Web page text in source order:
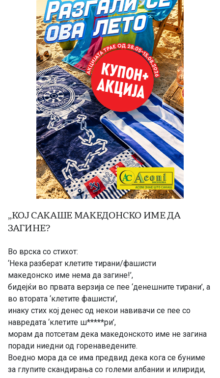
„КОЈ САКАШЕ МАКЕДОНСКО ИМЕ ДА
ЗАГИНЕ?
Во врска со стихот:
‘Нека разберат клетите тирани/фашисти
македонско име нема да загине!’,
бидејќи во првата верзија се пее ‘денешните тирани’, а
во втората ‘клетите фашисти’,
инаку стих кој денес од некои навивачи се пее со
навредата ‘клетите ш*****ри’,
морам да потсетам дека македонското име не загина
поради ниедни од горенаведените.
Воедно мора да се има предвид дека кога се буниме
за глупите скандирања со големи албании и илириди,